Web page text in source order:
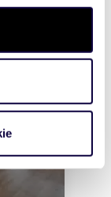
preferencje w
możesz
chwili.
treści
i
partnerom
danymi